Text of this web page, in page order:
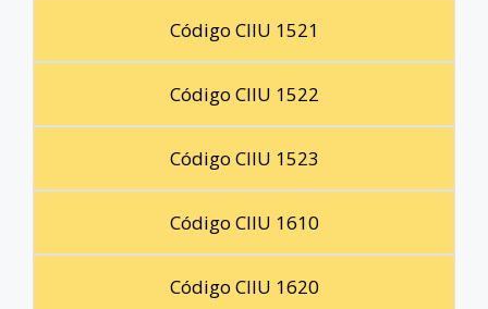
Código CIIU 1521
Código CIIU 1522
Código CIIU 1523
Código CIIU 1610
Código CIIU 1620